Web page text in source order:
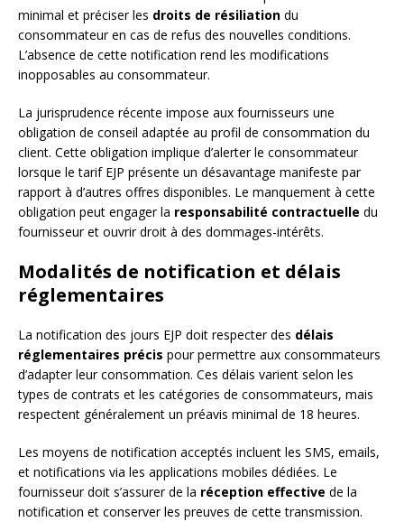
minimal et préciser les droits de résiliation du
consommateur en cas de refus des nouvelles conditions.
L’absence de cette notification rend les modifications
inopposables au consommateur.
La jurisprudence récente impose aux fournisseurs une
obligation de conseil adaptée au profil de consommation du
client. Cette obligation implique d’alerter le consommateur
lorsque le tarif EJP présente un désavantage manifeste par
rapport à d’autres offres disponibles. Le manquement à cette
obligation peut engager la responsabilité contractuelle du
fournisseur et ouvrir droit à des dommages-intérêts.
Modalités de notification et délais
réglementaires
La notification des jours EJP doit respecter des délais
réglementaires précis pour permettre aux consommateurs
d’adapter leur consommation. Ces délais varient selon les
types de contrats et les catégories de consommateurs, mais
respectent généralement un préavis minimal de 18 heures.
Les moyens de notification acceptés incluent les SMS, emails,
et notifications via les applications mobiles dédiées. Le
fournisseur doit s’assurer de la réception effective de la
notification et conserver les preuves de cette transmission.